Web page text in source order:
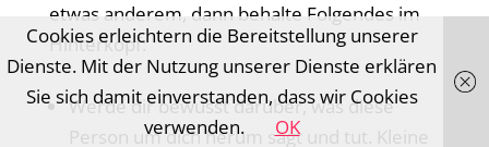
etwas anderem, dann behalte Folgendes im
Hinterkopf:
Werde dir bewusst darüber, was diese
Person um dich herum sagt und tut. Kleine
Cookies erleichtern die Bereitstellung unserer
Dienste. Mit der Nutzung unserer Dienste erklären
Sie sich damit einverstanden, dass wir Cookies
verwenden.
OK